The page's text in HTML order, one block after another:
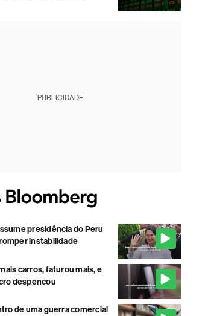
PUBLICIDADE
presidência do Peru
instabilidade
carros, faturou mais, e
despencou
de uma guerra comercial